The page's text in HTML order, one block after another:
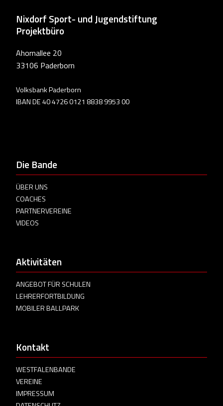
Nixdorf Sport- und Jugendstiftung
Projektbüro
Ahornallee 20
33106 Paderborn
Volksbank Paderborn
IBAN DE 40 4726 0121 8838 9953 00
Die Bande
ÜBER UNS
COACHES
PARTNERVEREINE
VIDEOS
Aktivitäten
ANGEBOT FÜR SCHULEN
LEHRERFORTBILDUNG
MOBILER BALLPARK
Kontakt
WESTFALENBANDE
VEREINE
IMPRESSUM